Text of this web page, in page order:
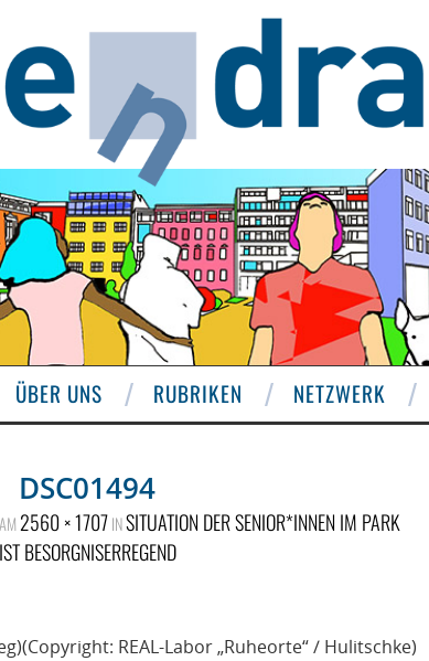
ÜBER UNS RUBRIKEN NETZWERK
DSC01494
AM2560 × 1707INSITUATION DER SENIOR*INNEN IM PARK
IST BESORGNISERREGEND
REAL-Labor „Ruheorte“ / Hulitschke)